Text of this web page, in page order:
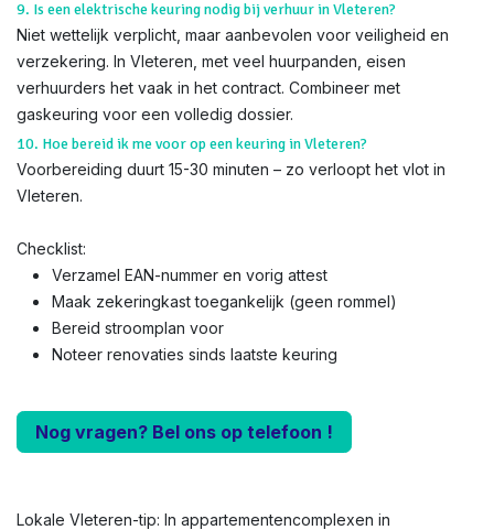
9. Is een elektrische keuring nodig bij verhuur in Vleteren?
Niet wettelijk verplicht, maar aanbevolen voor veiligheid en
verzekering. In Vleteren, met veel huurpanden, eisen
verhuurders het vaak in het contract. Combineer met
gaskeuring voor een volledig dossier.
10. Hoe bereid ik me voor op een keuring in Vleteren?
Voorbereiding duurt 15-30 minuten – zo verloopt het vlot in
Vleteren.
Checklist:
Verzamel EAN-nummer en vorig attest
Maak zekeringkast toegankelijk (geen rommel)
Bereid stroomplan voor
Noteer renovaties sinds laatste keuring
Nog vragen? Bel ons op telefoon !
Lokale Vleteren-tip: In appartementencomplexen in